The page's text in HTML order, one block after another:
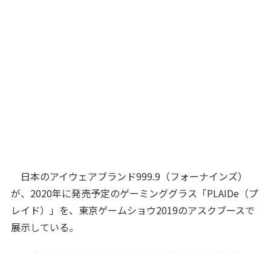
日本のアイウェアブランド999.9（フォーナインズ）
が、2020年に発売予定のゲーミンググラス「PLAIDe（プ
レイド）」を、東京ゲームショウ2019のアスクブースで
展示している。